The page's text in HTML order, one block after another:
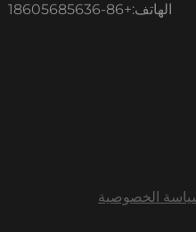
الهاتف:+86-18605685636
الخصوصية